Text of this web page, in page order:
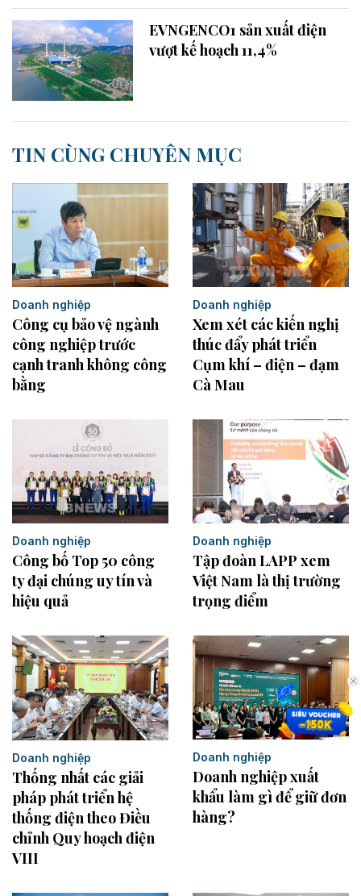
EVNGENCO1 sản xuất điện
vượt kế hoạch 11,4%
TIN CÙNG CHUYÊN MỤC
Doanh nghiệp
Công cụ bảo vệ ngành
công nghiệp trước
cạnh tranh không công
bằng
Doanh nghiệp
Xem xét các kiến nghị
thúc đẩy phát triển
Cụm khí – điện – đạm
Cà Mau
Doanh nghiệp
Công bố Top 50 công
ty đại chúng uy tín và
hiệu quả
Doanh nghiệp
Tập đoàn LAPP xem
Việt Nam là thị trường
trọng điểm
Doanh nghiệp
Thống nhất các giải
pháp phát triển hệ
thống điện theo Điều
chỉnh Quy hoạch điện
VIII
Doanh nghiệp
Doanh nghiệp xuất
khẩu làm gì để giữ đơn
hàng?